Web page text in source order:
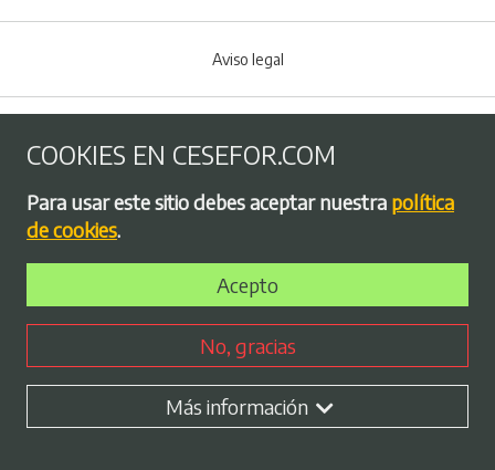
Menú del pie
Aviso legal
Política de privacidad
Bolsa de empleo
Perfil contratante
COOKIES EN CESEFOR.COM
Para usar este sitio debes aceptar nuestra política
de cookies.
Acepto
No, gracias
Más información